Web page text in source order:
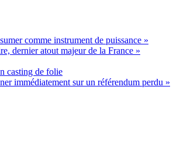
comme instrument de puissance »
dernier atout majeur de la France »
casting de folie
immédiatement sur un référendum perdu »